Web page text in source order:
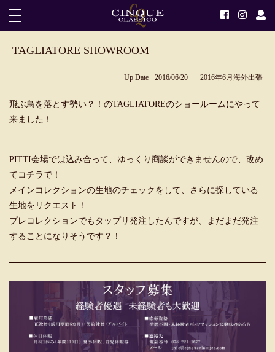
TAGLIATORE SHOWROOM
Up Date 2016/06/20 2016年6月海外出張
飛ぶ鳥を落とす勢い？！のTAGLIATOREのショールームにやって
来ました！
PITTI会場では込み合って、ゆっくり商談ができませんので、改め
てコチラで！
メインコレクションの生地のチェックをして、さらに探している
生地をリクエスト！
プレコレクションでもタップリ発注したんですが、まだまだ発注
することになりそうです？！